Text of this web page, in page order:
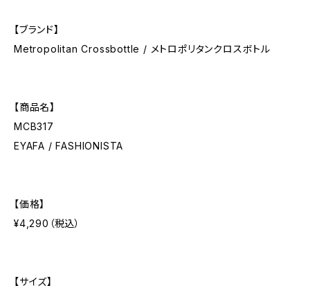
【ブランド】
Metropolitan Crossbottle / メトロポリタンクロスボトル
【商品名】
MCB317
EYAFA / FASHIONISTA
【価格】
¥4,290（税込）
【サイズ】